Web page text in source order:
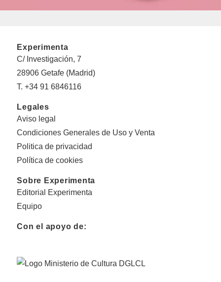
Experimenta
C/ Investigación, 7
28906 Getafe (Madrid)
T. +34 91 6846116
Legales
Aviso legal
Condiciones Generales de Uso y Venta
Politica de privacidad
Política de cookies
Sobre Experimenta
Editorial Experimenta
Equipo
Con el apoyo de: